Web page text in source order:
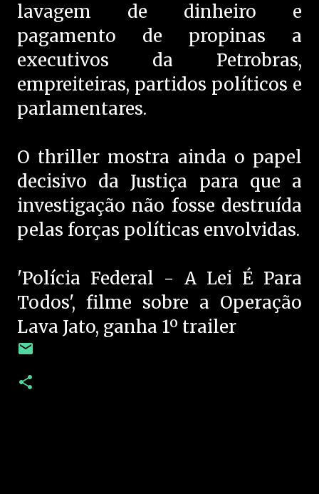
lavagem de dinheiro e
pagamento de propinas a
executivos da Petrobras,
empreiteiras, partidos políticos e
parlamentares.
O thriller mostra ainda o papel
decisivo da Justiça para que a
investigação não fosse destruída
pelas forças políticas envolvidas.
'Polícia Federal - A Lei É Para
Todos', filme sobre a Operação
Lava Jato, ganha 1º trailer